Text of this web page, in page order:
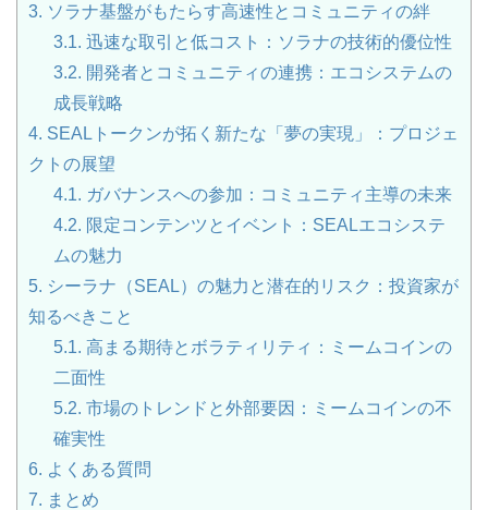
3. ソラナ基盤がもたらす高速性とコミュニティの絆
3.1. 迅速な取引と低コスト：ソラナの技術的優位性
3.2. 開発者とコミュニティの連携：エコシステムの
成長戦略
4. SEALトークンが拓く新たな「夢の実現」：プロジェ
クトの展望
4.1. ガバナンスへの参加：コミュニティ主導の未来
4.2. 限定コンテンツとイベント：SEALエコシステ
ムの魅力
5. シーラナ（SEAL）の魅力と潜在的リスク：投資家が
知るべきこと
5.1. 高まる期待とボラティリティ：ミームコインの
二面性
5.2. 市場のトレンドと外部要因：ミームコインの不
確実性
6. よくある質問
7. まとめ